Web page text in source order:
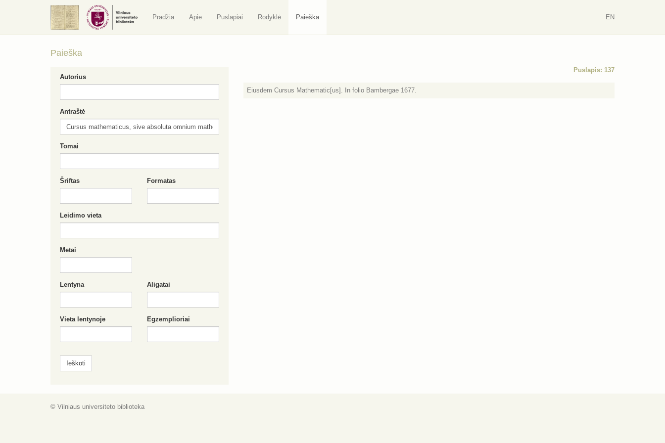
Pradžia Apie Puslapiai Rodyklė Paieška EN
Paieška
Puslapis: 137
Eiusdem Cursus Mathematic[us]. In folio Bambergae 1677.
Autorius
Antraštė
Tomai
Šriftas Formatas
Leidimo vieta
Metai
Lentyna Aligatai
Vieta lentynoje Egzemplioriai
© Vilniaus universiteto biblioteka